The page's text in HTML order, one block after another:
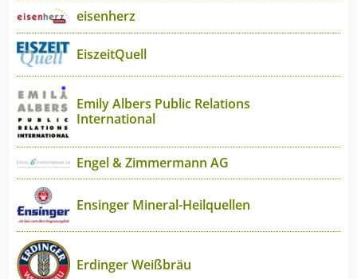
eisenherz
EiszeitQuell
Emily Albers Public Relations
International
Engel & Zimmermann AG
Ensinger Mineral-Heilquellen
Erdinger Weißbräu